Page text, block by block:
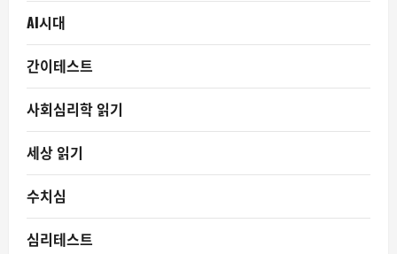
AI시대
간이테스트
사회심리학 읽기
세상 읽기
수치심
심리테스트